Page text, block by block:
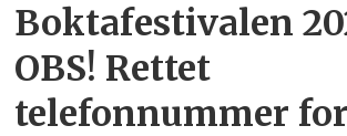
Boktafestivalen
OBS! Rettet
telefonnummer for